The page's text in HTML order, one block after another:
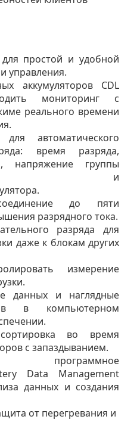
простой и удобной
управления.
аккумуляторов CDL
мониторинг с
реального времени
автоматического
время разряда,
напряжение группы
и
до пяти
разрядного тока.
разряда для
даже к блокам других
измерение
данных и наглядные
в компьютерном
во время
с запаздыванием.
Data Management
данных и создания
от перегревания и